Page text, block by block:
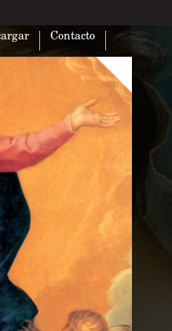
Contacto
no puede cargar Google Maps
de este sitio web?